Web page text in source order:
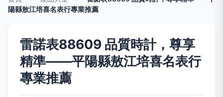
陽縣敖江培喜名表行專業推薦
雷諾表88609 品質時計，尊享
精準——平陽縣敖江培喜名表行
專業推薦